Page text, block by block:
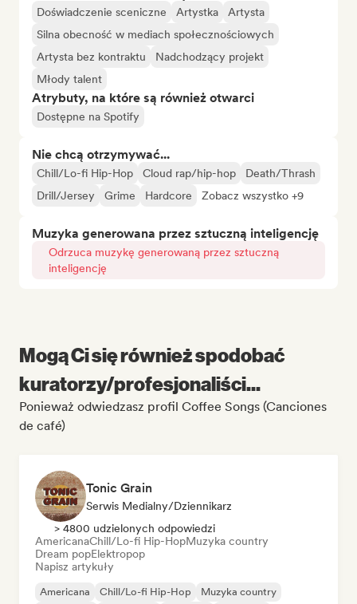
Doświadczenie sceniczne Artystka
Artysta
Silna obecność w mediach społecznościowych
Artysta bez kontraktu
Nadchodzący projekt
Młody talent
Atrybuty, na które są również otwarci
Dostępne na Spotify
Nie chcą otrzymywać...
Chill/Lo-fi Hip-Hop Cloud rap/hip-hop
Death/Thrash
Drill/Jersey
Grime Hardcore Zobacz wszystko +9
Muzyka generowana przez sztuczną inteligencję
Odrzuca muzykę generowaną przez sztuczną
inteligencję
Mogą Ci się również spodobać
kuratorzy/profesjonaliści...
Ponieważ odwiedzasz profil Coffee Songs (Canciones
de café)
Tonic Grain
Serwis Medialny/Dziennikarz
> 4800 udzielonych odpowiedzi
AmericanaChill/Lo-fi Hip-HopMuzyka country
Dream popElektropop
Napisz artykuły
Americana Chill/Lo-fi Hip-Hop
Muzyka country